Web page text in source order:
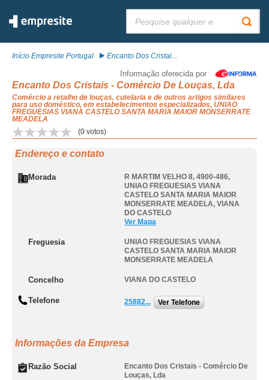
Início Empresite Portugal Encanto Dos Cristai...
Informação oferecida por
Encanto Dos Cristais - Comércio De Louças, Lda
Comércio a retalho de louças, cutelaria e de outros artigos similares
para uso doméstico, em estabelecimentos especializados, UNIAO
FREGUESIAS VIANA CASTELO SANTA MARIA MAIOR MONSERRATE
MEADELA
(0 votos)
Endereço e contato
Morada R MARTIM VELHO 8, 4900-486,
UNIAO FREGUESIAS VIANA
CASTELO SANTA MARIA MAIOR
MONSERRATE MEADELA, VIANA
DO CASTELO
Ver Mapa
Freguesia
UNIAO FREGUESIAS VIANA
CASTELO SANTA MARIA MAIOR
MONSERRATE MEADELA
Concelho VIANA DO CASTELO
Telefone 25882... Ver Telefone
Informações da Empresa
Razão Social
Encanto Dos Cristais - Comércio De
Louças, Lda